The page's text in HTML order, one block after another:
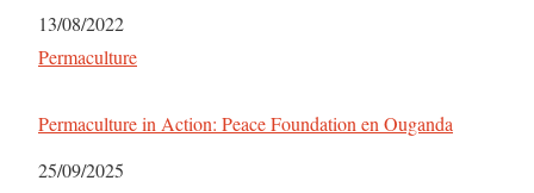
Date
13/08/2022
Par rapport à
Permaculture
Permaculture in Action: Peace Foundation en Ouganda
Date
25/09/2025